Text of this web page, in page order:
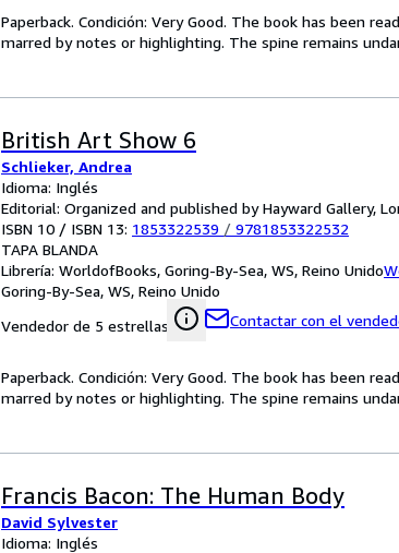
Paperback. Condición: Very Good. The book has been
marred by notes or highlighting. The spine remains
British Art Show 6
Schlieker, Andrea
Idioma: Inglés
Editorial: Organized and published by Hayward Gallery,
ISBN 10 / ISBN 13: 1853322539 / 9781853322532
TAPA BLANDA
Librería: WorldofBooks, Goring-By-Sea, WS, Reino Unido
Goring-By-Sea, WS, Reino Unido
Vendedor de 5 estrellas
Contactar con el
Paperback. Condición: Very Good. The book has been
marred by notes or highlighting. The spine remains
Francis Bacon: The Human Body
David Sylvester
Idioma: Inglés